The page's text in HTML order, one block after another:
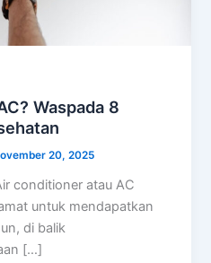
Waspada 8
20, 2025
conditioner atau AC
untuk mendapatkan
di balik
[…]